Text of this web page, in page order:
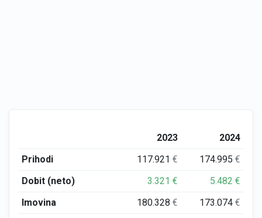
2023
2024
Prihodi
117.921€ 174.995€
Dobit (neto)
3.321€ 5.482€
Imovina
180.328€ 173.074€